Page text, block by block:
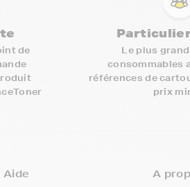
de
Le plus
consommables
références de
prix
Aide A